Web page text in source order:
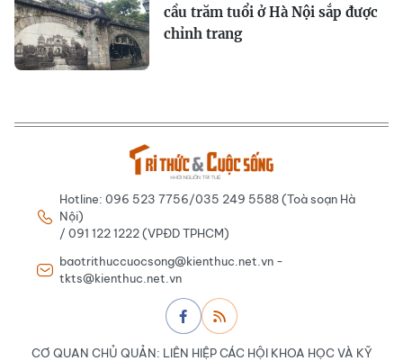
cầu trăm tuổi ở Hà Nội sắp được
chỉnh trang
Hotline: 096 523 7756/035 249 5588 (Toà soạn Hà
Nội)
/ 091 122 1222 (VPĐD TPHCM)
baotrithuccuocsong@kienthuc.net.vn -
tkts@kienthuc.net.vn
CƠ QUAN CHỦ QUẢN: LIÊN HIỆP CÁC HỘI KHOA HỌC VÀ KỸ